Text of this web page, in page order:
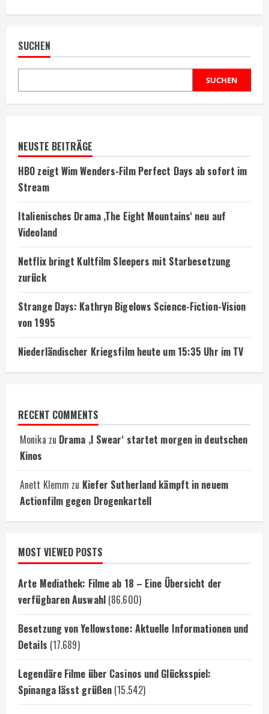
Kultfilm
ungewollt
SUCHEN
SUCHEN
NEUSTE BEITRÄGE
HBO zeigt Wim Wenders-Film Perfect Days ab sofort im
Stream
Italienisches Drama ‚The Eight Mountains‘ neu auf
Videoland
Netflix bringt Kultfilm Sleepers mit Starbesetzung
zurück
Strange Days: Kathryn Bigelows Science-Fiction-Vision
von 1995
Niederländischer Kriegsfilm heute um 15:35 Uhr im TV
RECENT COMMENTS
Monika zu Drama ‚I Swear‘ startet morgen in deutschen
Kinos
Anett Klemm zu Kiefer Sutherland kämpft in neuem
Actionfilm gegen Drogenkartell
MOST VIEWED POSTS
Arte Mediathek: Filme ab 18 – Eine Übersicht der
verfügbaren Auswahl (86.600)
Besetzung von Yellowstone: Aktuelle Informationen und
Details (17.689)
Legendäre Filme über Casinos und Glücksspiel:
Spinanga lässt grüßen (15.542)